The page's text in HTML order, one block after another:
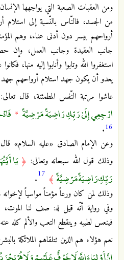
ومن العقبات الصعبة التي يواجهها
من الجسد، فالنّاس بالنّسبة إلى
أرواحهم بيسر دون أدنى عناء، وهم
جانب العقيدة وجانب العمل،
استغفروا الله وتابوا وأنابوا إليه منها،
يعدو أن يكون جهد استلام أرواحهم
عاشوا مرتبة النّفس المطمئنة، قال تعالى:
ارْجِعِي إِلَىٰ رَبِّكِ رَاضِيَةً مَرْضِيَّةً *
16
.
وعن الإمام الصادق «عليه السلام»
وذلك قول الله سبحانه وتعالى: ﴿يَا
رَبِّكِ رَاضِيَةً مَرْضِيَّةً ﴾ 17
.
وذلك لمن كان ورعاً مؤمناً مواسياً
وفي رواية أنّه قيل له: صف لنا
فينعس لطيبه وينقطع التعب والألم كله
نعم هؤلاء هم الذين تتلقاهم الملائكة